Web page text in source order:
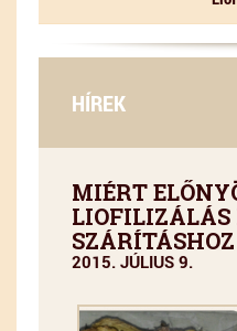
HÍREK
MIÉRT
LIOFILIZÁLÁS
2015. JÚLIUS 9.